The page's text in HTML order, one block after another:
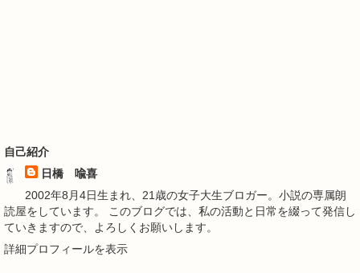
自己紹介
日橋 喩喜
2002年8月4日生まれ、21歳の女子大生ブロガー。小説の専属朗
読屋をしています。 このブログでは、私の活動と日常を綴って発信し
ていきますので、よろしくお願いします。
詳細プロフィールを表示